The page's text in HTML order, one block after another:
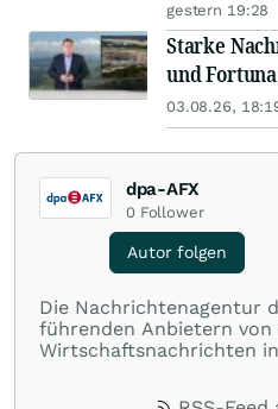
gestern 19:28
Starke
und
03.08.26,
dpa-AFX
0 Follower
Autor folgen
Die Nachrichtenagentur
führenden Anbietern von
Wirtschaftsnachrichten
englischer Sprache.